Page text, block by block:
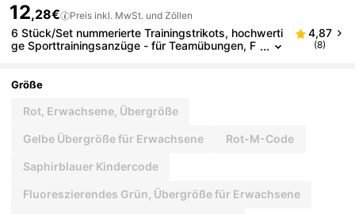
12,28€ Preis inkl. MwSt. und Zöllen
6 Stück/Set nummerierte Trainingstrikots, hochwerti
ge Sporttrainingsanzüge - für Teamübungen, F
Sportteams und Vereinsaktivitäten
4,87
(8)
Größe
Rot, Erwachsene, Übergröße
Gelbe Übergröße für Erwachsene Rot-M-Code
Saphirblauer Kindercode
Fluoreszierendes Grün, Übergröße für Erwachsene